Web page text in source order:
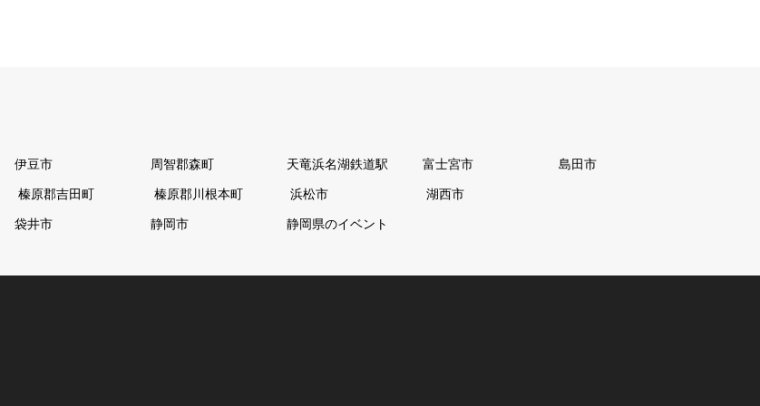
伊豆市 周智郡森町 天竜浜名湖鉄道駅 富士宮市 島田市
榛原郡吉田町 榛原郡川根本町 浜松市 湖西市
袋井市 静岡市 静岡県のイベント